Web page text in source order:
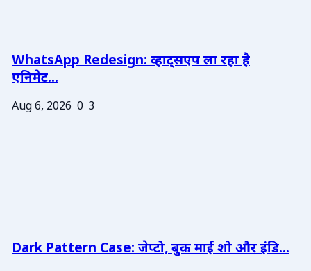
WhatsApp Redesign: व्हाट्सएप ला रहा है
एनिमेट...
Aug 6, 2026 0 3
Dark Pattern Case: जेप्टो, बुक माई शो और इंडि...